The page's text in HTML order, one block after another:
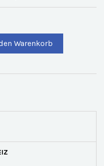
Warenkorb